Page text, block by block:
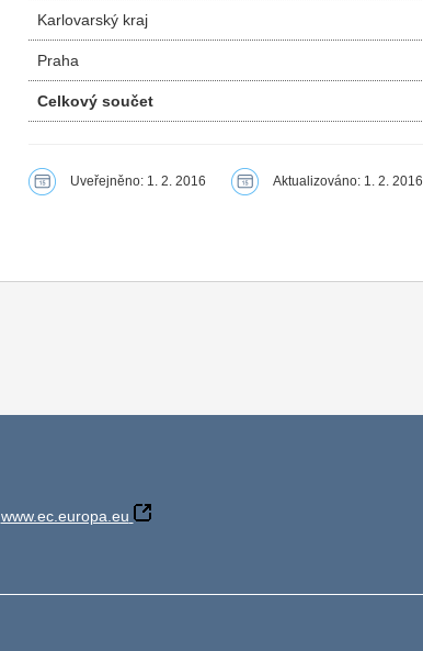
Karlovarský kraj
Praha
Celkový součet
Uveřejněno: 1. 2. 2016 Aktualizováno: 1. 2. 2016
www.ec.europa.eu